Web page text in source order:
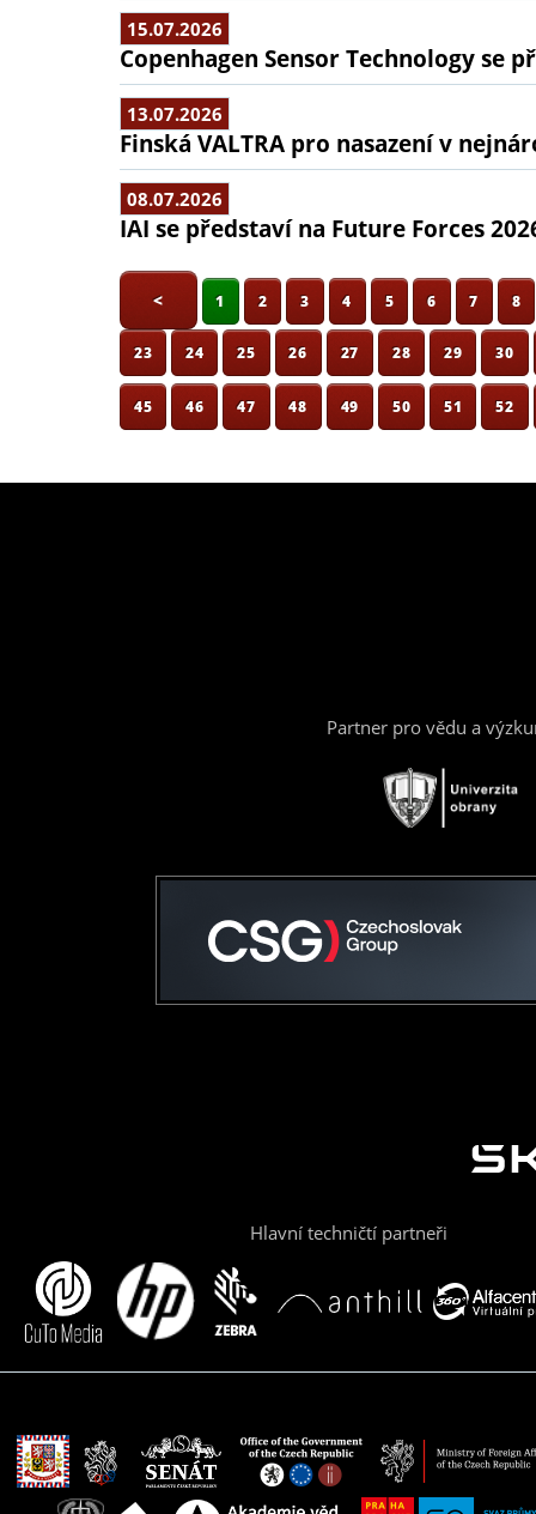
15.07.2026
Copenhagen Sensor Technology se
13.07.2026
Finská VALTRA pro nasazení v
08.07.2026
IAI se představí na Future Forces
< 1 2 3 4 5 6 7 8
23 24 25 26 27 28 29 30
45 46 47 48 49 50 51 52
Partner pro vědu a
Hlavní techničtí partneři